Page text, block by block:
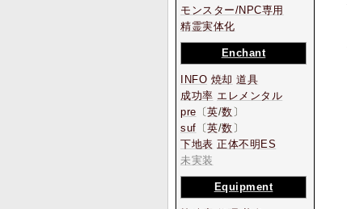
モンスター/NPC専用
精霊実体化
Enchant
INFO 焼却 道具
成功率 エレメンタル
pre 〔英/数 〕
suf 〔英/数 〕
下地表 正体不明ES
未実装
Equipment